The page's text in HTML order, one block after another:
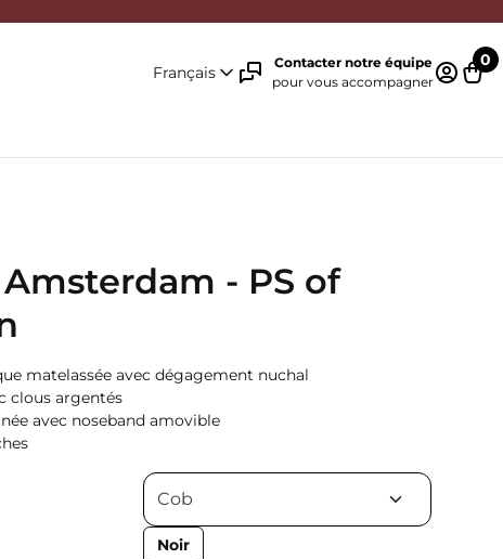
Français
Contacter notre équipe
pour vous accompagner
0
- PS of
matelassée avec dégagement nuchal
clous argentés
avec noseband amovible
Noir